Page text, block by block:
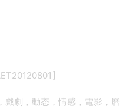
】
戲劇，動态，情感，電影，曆